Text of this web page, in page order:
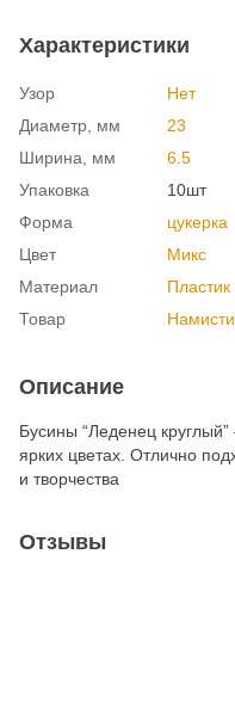
Характеристики
Узор
Нет
Диаметр, мм
23
Ширина, мм
6.5
Упаковка
10шт
Форма
цукерка
Цвет
Микс
Материал
Пластик
Товар
Описание
Бусины “Леденец
ярких цветах. Отлично
и творчества
Отзывы